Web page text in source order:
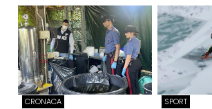
CRONACA SPORT